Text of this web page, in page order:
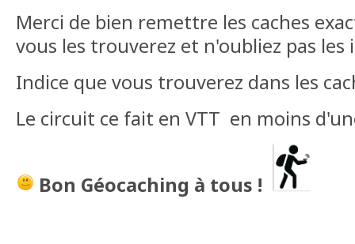
Merci de bien remettre les caches
vous les trouverez et n'oubliez pas les
Indice que vous trouverez dans les
Le circuit ce fait en VTT en moins
Bon Géocaching à tous !